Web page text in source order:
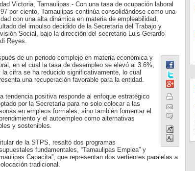
Victoria, Tamaulipas.- Con una tasa de ocupación laboral
por ciento, Tamaulipas continúa consolidándose como una
con una alta dinámica en materia de empleabilidad,
del impulso decidido de la Secretaría del Trabajo y
Social, bajo la dirección del secretario Luis Gerardo
Reyes.
de un periodo complejo en materia económica y
en el cual la tasa de desempleo se elevó al 3.6%,
la cifra se ha reducido significativamente, lo cual
una recuperación favorable para la entidad.
tendencia positiva responde al enfoque estratégico
por la Secretaría para no solo colocar a las
en empleos formales, sino también fomentar el
y el autoempleo como alternativas
y sostenibles.
de la STPS, resaltó dos programas
fundamentales, “Tamaulipas Emplea” y
Capacita”, que representan dos vertientes paralelas a
tradicional.